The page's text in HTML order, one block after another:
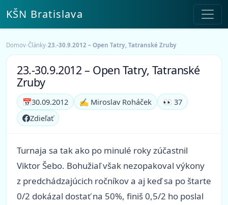
KŠN Bratislava
Domov›Články›23.-30.9.2012 – Open Tatry, Tatranské Zruby
23.-30.9.2012 – Open Tatry, Tatranské
Zruby
📅30.09.2012 ✍️ Miroslav Roháček
👀 37
Zdieľať
Turnaja sa tak ako po minulé roky zúčastnil
Viktor Šebo. Bohužiaľ však nezopakoval výkony
z predchádzajúcich ročníkov a aj keď sa po štarte
0/2 dokázal dostať na 50%, finiš 0,5/2 ho poslal